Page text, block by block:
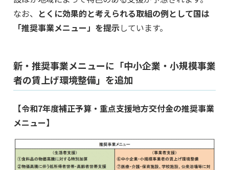
なお、 とくに効果的と考えられる取組の例として国は
「推奨事業メニュー」を提示しています。
新・推奨事業メニューに「中小企業・小規模事業
者の賃上げ環境整備」を追加
【令和7年度補正予算・重点支援地方交付金の推奨事業
メニュー】